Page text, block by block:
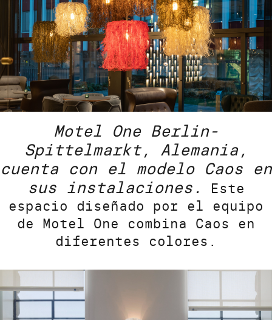
Motel One Berlin-
Spittelmarkt, Alemania,
cuenta con el modelo Caos en
sus instalaciones.
Este
espacio diseñado por el equipo
de Motel One combina Caos en
diferentes colores.